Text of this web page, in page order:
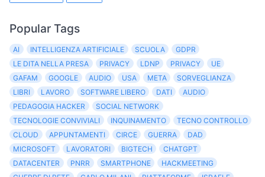
Popular Tags
AI INTELLIGENZA ARTIFICIALE SCUOLA
GDPR
LE DITA NELLA PRESA
PRIVACY LDNP PRIVACY
UE
GAFAM
GOOGLE AUDIO USA META
SORVEGLIANZA
LIBRI
LAVORO SOFTWARE LIBERO DATI
AUDIO
PEDAGOGIA HACKER
SOCIAL NETWORK
TECNOLOGIE CONVIVIALI
INQUINAMENTO
TECNO CONTROLLO
CLOUD
APPUNTAMENTI CIRCE GUERRA
DAD
MICROSOFT
LAVORATORI BIGTECH
CHATGPT
DATACENTER
PNRR SMARTPHONE
HACKMEETING